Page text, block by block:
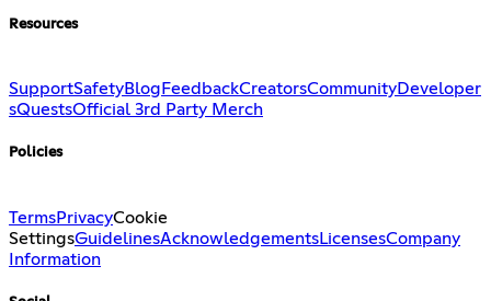
Resources
SupportSafetyBlog FeedbackCreatorsCommunityDeveloper
sQuestsOfficial 3rd Party Merch
Policies
TermsPrivacyCookie
SettingsGuidelinesAcknowledgementsLicensesCompany
Information